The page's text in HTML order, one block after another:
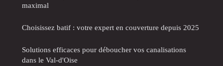
maximal
Choisissez batif : votre expert en couverture depuis 2025
Solutions efficaces pour déboucher vos canalisations
dans le Val-d'Oise